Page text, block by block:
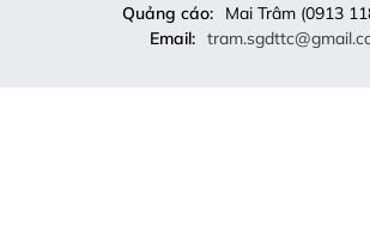
Quảng cáo:
Mai Trâm (0913
Email: